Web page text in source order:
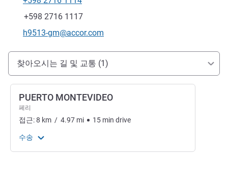
전화
팩스
+598 2716 1117
E-mail
h9513-gm@accor.com
호텔 접근 및 교통
찾아오시는 길 및 교통 (1)
PUERTO MONTEVIDEO
페리
접근:8 km / 4.97 mi 15 min drive
수송